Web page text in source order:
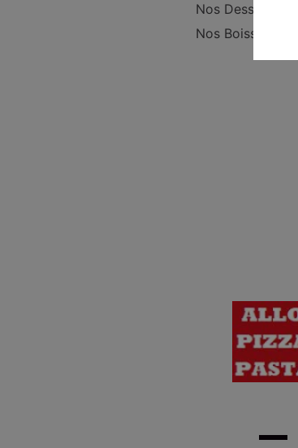
Nos Desserts
Nos Boissons